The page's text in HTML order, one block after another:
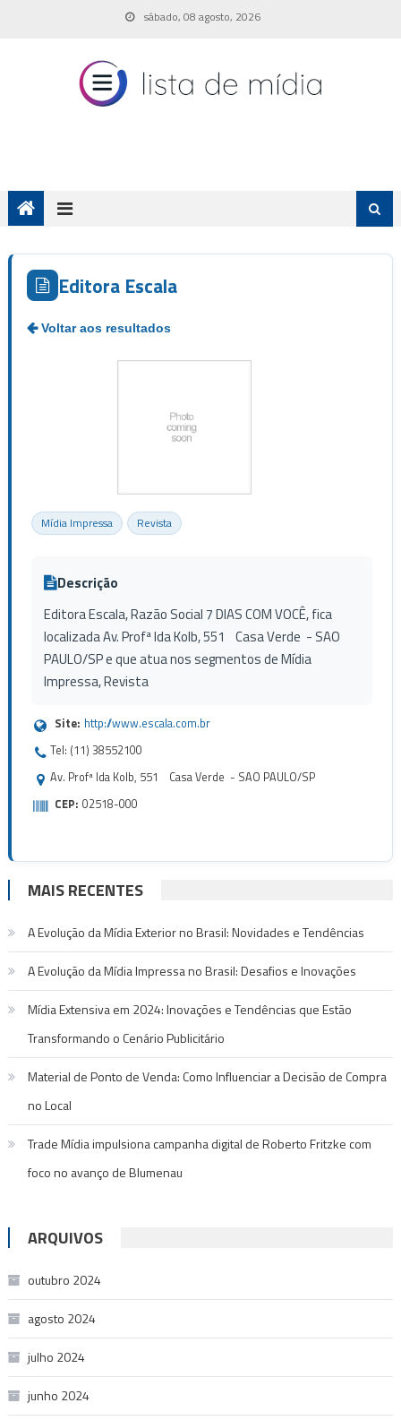
sábado, 08 agosto, 2026
Editora Escala
Mídia Impressa Revista
Descrição
Editora Escala, Razão Social 7 DIAS COM VOCÊ, fica
localizada Av. Profª Ida Kolb, 551 Casa Verde - SAO
PAULO/SP e que atua nos segmentos de Mídia
Impressa, Revista
Site: http://www.escala.com.br
Tel: (11) 38552100
Av. Profª Ida Kolb, 551 Casa Verde - SAO PAULO/SP
CEP: 02518-000
MAIS RECENTES
A Evolução da Mídia Exterior no Brasil: Novidades e Tendências
A Evolução da Mídia Impressa no Brasil: Desafios e Inovações
Mídia Extensiva em 2024: Inovações e Tendências que Estão
Transformando o Cenário Publicitário
Material de Ponto de Venda: Como Influenciar a Decisão de Compra
no Local
Trade Mídia impulsiona campanha digital de Roberto Fritzke com
foco no avanço de Blumenau
ARQUIVOS
outubro 2024
agosto 2024
julho 2024
junho 2024